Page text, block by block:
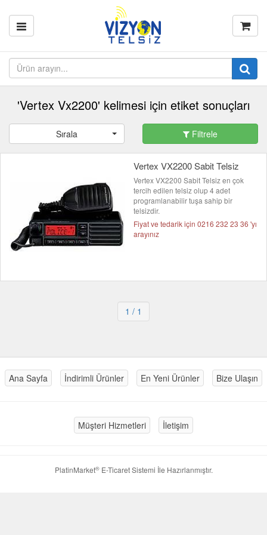
'Vertex Vx2200' kelimesi için etiket sonuçları
Sırala Filtrele
Vertex VX2200 Sabit Telsiz
Vertex VX2200 Sabit Telsiz en çok
tercih edilen telsiz olup 4 adet
programlanabilir tuşa sahip bir
telsizdir.
Fiyat ve tedarik için 0216 232 23 36 'yı
arayınız
1 / 1
Ana Sayfa İndirimli Ürünler En Yeni Ürünler Bize Ulaşın
Müşteri Hizmetleri İletişim
PlatinMarket®E-Ticaret Sistemi İle Hazırlanmıştır.